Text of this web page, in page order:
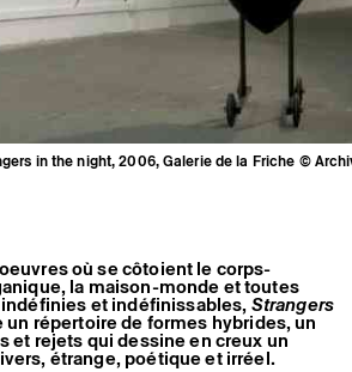
in the night, 2006, Galerie de la Friche ©
où se côtoient le corps-
la maison-monde et toutes
et indéfinissables,Strangers
répertoire de formes hybrides, un
et rejets qui dessine en creux un
étrange, poétique et irréel.